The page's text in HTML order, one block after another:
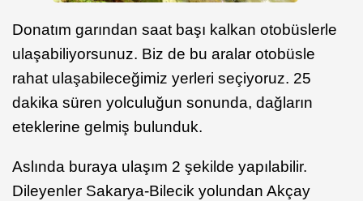
Donatım garından saat başı kalkan otobüslerle
ulaşabiliyorsunuz. Biz de bu aralar otobüsle
rahat ulaşabileceğimiz yerleri seçiyoruz. 25
dakika süren yolculuğun sonunda, dağların
eteklerine gelmiş bulunduk.
Aslında buraya ulaşım 2 şekilde yapılabilir.
Dileyenler Sakarya-Bilecik yolundan Akçay